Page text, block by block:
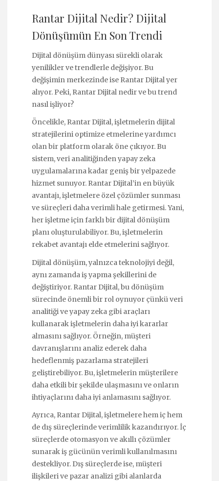
Rantar Dijital Nedir? Dijital
Dönüşümün En Son Trendi
Dijital dönüşüm dünyası sürekli olarak
yenilikler ve trendlerle değişiyor. Bu
değişimin merkezinde ise Rantar Dijital yer
alıyor. Peki, Rantar Dijital nedir ve bu trend
nasıl işliyor?
Öncelikle, Rantar Dijital, işletmelerin dijital
stratejilerini optimize etmelerine yardımcı
olan bir platform olarak öne çıkıyor. Bu
sistem, veri analitiğinden yapay zeka
uygulamalarına kadar geniş bir yelpazede
hizmet sunuyor. Rantar Dijital’in en büyük
avantajı, işletmelere özel çözümler sunması
ve süreçleri daha verimli hale getirmesi. Yani,
her işletme için farklı bir dijital dönüşüm
planı oluşturulabiliyor. Bu, işletmelerin
rekabet avantajı elde etmelerini sağlıyor.
Dijital dönüşüm, yalnızca teknolojiyi değil,
aynı zamanda iş yapma şekillerini de
değiştiriyor. Rantar Dijital, bu dönüşüm
sürecinde önemli bir rol oynuyor çünkü veri
analitiği ve yapay zeka gibi araçları
kullanarak işletmelerin daha iyi kararlar
almasını sağlıyor. Örneğin, müşteri
davranışlarını analiz ederek daha
hedeflenmiş pazarlama stratejileri
geliştirebiliyor. Bu, işletmelerin müşterilere
daha etkili bir şekilde ulaşmasını ve onların
ihtiyaçlarını daha iyi anlamasını sağlıyor.
Ayrıca, Rantar Dijital, işletmelere hem iç hem
de dış süreçlerinde verimlilik kazandırıyor. İç
süreçlerde otomasyon ve akıllı çözümler
sunarak iş gücünün verimli kullanılmasını
destekliyor. Dış süreçlerde ise, müşteri
ilişkileri ve pazar analizi gibi alanlarda